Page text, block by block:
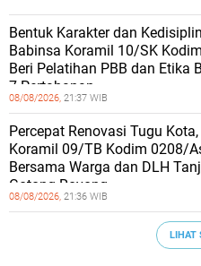
Bentuk Karakter dan
Babinsa Koramil 10/SK
Beri Pelatihan PBB dan Etika
7 Pertahanan
08/08/2026, 21:37 WIB
Percepat Renovasi Tugu
Koramil 09/TB Kodim 0208/
Bersama Warga dan DLH
Gotong Royong
08/08/2026, 21:36 WIB
LIHAT